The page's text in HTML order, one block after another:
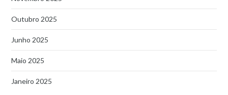
Outubro 2025
Junho 2025
Maio 2025
Janeiro 2025